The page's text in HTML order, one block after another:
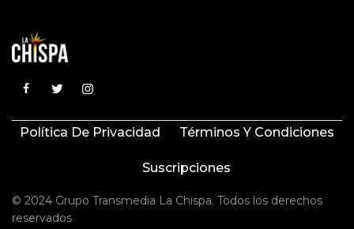
Política De Privacidad Términos Y Condiciones
Suscripciones
© 2024 Grupo Transmedia La Chispa. Todos los derechos
reservados